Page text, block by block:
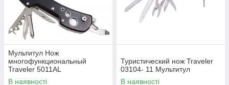
Мультитул Нож
многофункциональный
Traveler 5011AL
В наявності
Туристический нож Traveler
03104- 11 Мультитул
В наявності